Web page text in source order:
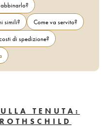
simili?
Come va servito?
di spedizione?
TENUTA: